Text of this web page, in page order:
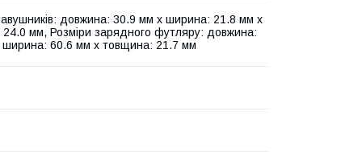
довжина: 30.9 мм х ширина: 21.8 мм х
мм, Розміри зарядного футляру: довжина:
60.6 мм х товщина: 21.7 мм